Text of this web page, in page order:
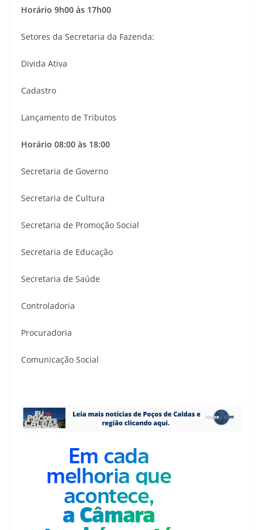
Horário 9h00 às 17h00
Setores da Secretaria da Fazenda:
Divida Ativa
Cadastro
Lançamento de Tributos
Horário 08:00 às 18:00
Secretaria de Governo
Secretaria de Cultura
Secretaria de Promoção Social
Secretaria de Educação
Secretaria de Saúde
Controladoria
Procuradoria
Comunicação Social